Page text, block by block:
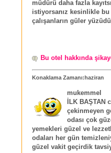
müdürü daha fazla
istiyorsanız kesinlikle
çalışanların güler
Bu otel hakkında
Konaklama Zamanı:haziran
mukemmel
İLK
çekinmeyen
odası çok
yemekleri güzel ve
odaları her gün
güzel vakit geçirdik